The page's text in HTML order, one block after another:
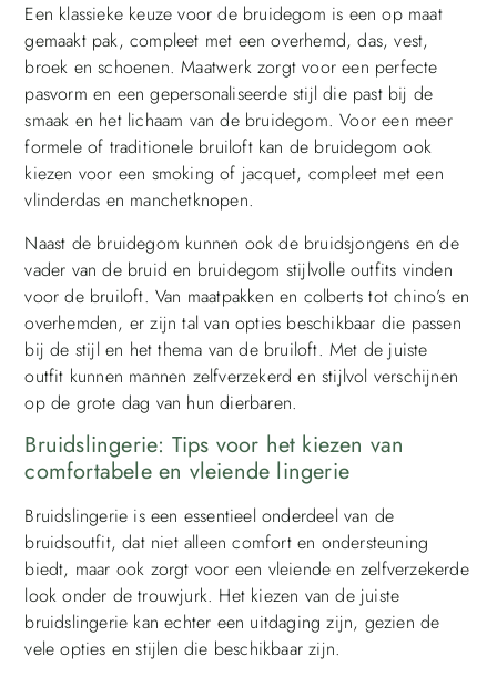
Een klassieke keuze voor de bruidegom is een op maat
gemaakt pak, compleet met een overhemd, das, vest,
broek en schoenen. Maatwerk zorgt voor een perfecte
pasvorm en een gepersonaliseerde stijl die past bij de
smaak en het lichaam van de bruidegom. Voor een meer
formele of traditionele bruiloft kan de bruidegom ook
kiezen voor een smoking of jacquet, compleet met een
vlinderdas en manchetknopen.
Naast de bruidegom kunnen ook de bruidsjongens en de
vader van de bruid en bruidegom stijlvolle outfits vinden
voor de bruiloft. Van maatpakken en colberts tot chino’s en
overhemden, er zijn tal van opties beschikbaar die passen
bij de stijl en het thema van de bruiloft. Met de juiste
outfit kunnen mannen zelfverzekerd en stijlvol verschijnen
op de grote dag van hun dierbaren.
Bruidslingerie: Tips voor het kiezen van
comfortabele en vleiende lingerie
Bruidslingerie is een essentieel onderdeel van de
bruidsoutfit, dat niet alleen comfort en ondersteuning
biedt, maar ook zorgt voor een vleiende en zelfverzekerde
look onder de trouwjurk. Het kiezen van de juiste
bruidslingerie kan echter een uitdaging zijn, gezien de
vele opties en stijlen die beschikbaar zijn.